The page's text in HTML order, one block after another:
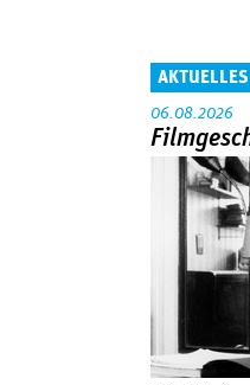
AKTUELLES
06.08.2026